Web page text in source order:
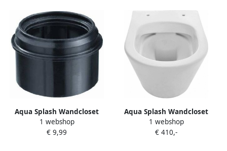
Aqua Splash Wandcloset
Verloopstuk 90 t m 110 mm
1 webshop
€ 9,99
Aqua Splash Wandcloset
Vesta Rimless 52 cm Mat Wit
Wandcloset Exclusief Zitting
1 webshop
€ 410,-